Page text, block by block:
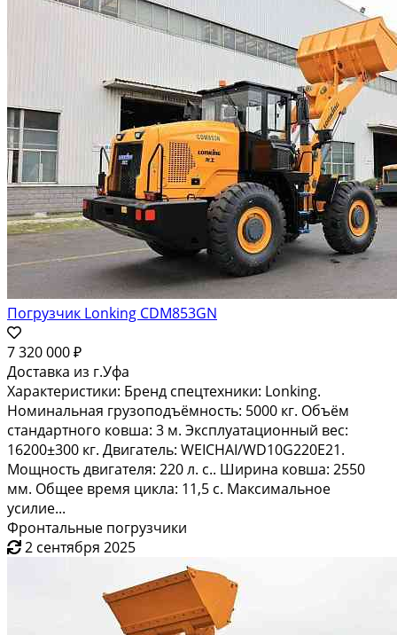
Погрузчик Lonking CDM853GN
7 320 000 ₽
Доставка из г.Уфа
Характеристики: Бренд спецтехники: Lonking.
Номинальная грузоподъёмность: 5000 кг. Объём
стандартного ковша: 3 м. Эксплуатационный вес:
16200±300 кг. Двигатель: WEICHAI/WD10G220E21.
Мощность двигателя: 220 л. с.. Ширина ковша: 2550
мм. Общее время цикла: 11,5 с. Максимальное
усилие...
Фронтальные погрузчики
2 сентября 2025